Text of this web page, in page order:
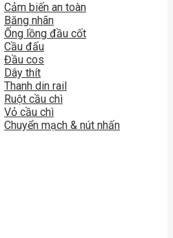
Cảm biến an toàn
Băng nhãn
Ống lồng đầu cốt
Cầu đấu
Đầu cos
Dây thít
Thanh din rail
Ruột cầu chì
Vỏ cầu chì
Chuyển mạch & nút nhấn